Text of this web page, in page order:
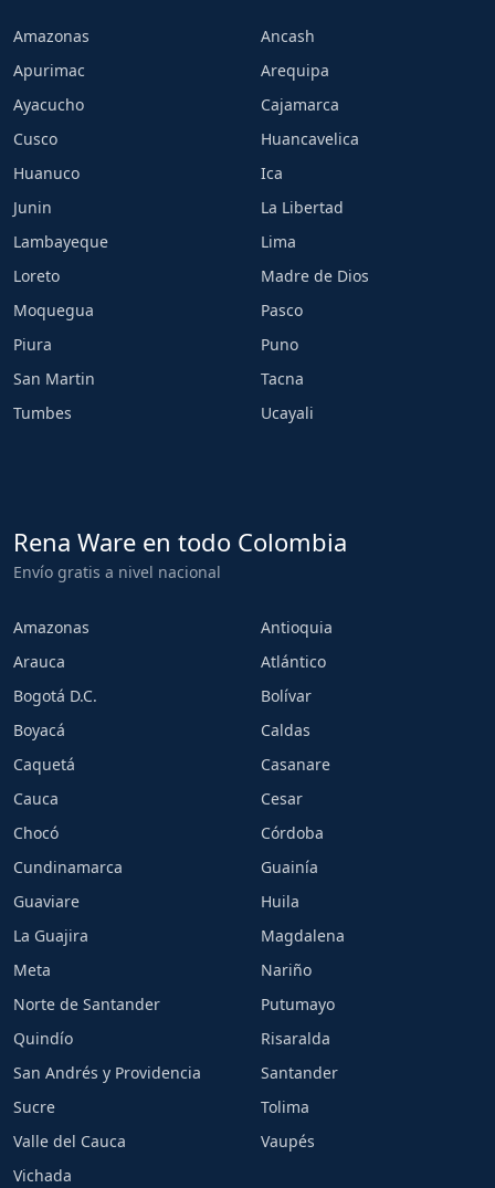
Amazonas
Ancash
Apurimac
Arequipa
Ayacucho
Cajamarca
Cusco
Huancavelica
Huanuco
Ica
Junin
La Libertad
Lambayeque
Lima
Loreto
Madre de Dios
Moquegua
Pasco
Piura
Puno
San Martin
Tacna
Tumbes
Ucayali
Rena Ware en todo Colombia
Envío gratis a nivel nacional
Amazonas
Antioquia
Arauca
Atlántico
Bogotá D.C.
Bolívar
Boyacá
Caldas
Caquetá
Casanare
Cauca
Cesar
Chocó
Córdoba
Cundinamarca
Guainía
Guaviare
Huila
La Guajira
Magdalena
Meta
Nariño
Norte de Santander
Putumayo
Quindío
Risaralda
San Andrés y Providencia
Santander
Sucre
Tolima
Valle del Cauca
Vaupés
Vichada